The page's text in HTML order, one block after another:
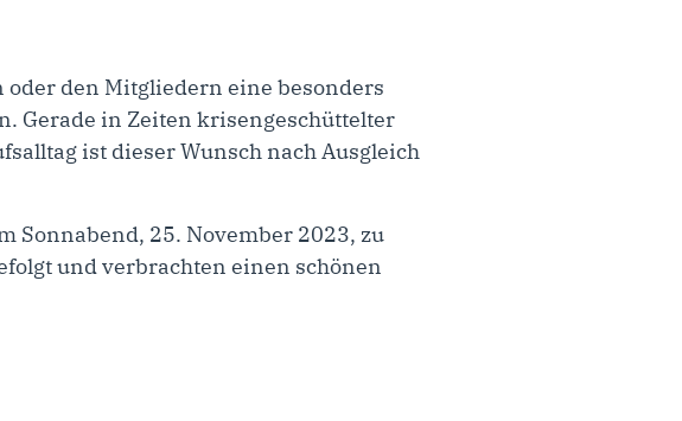
den Mitgliedern eine besonders
Gerade in Zeiten krisengeschüttelter
ist dieser Wunsch nach Ausgleich
Sonnabend, 25. November 2023, zu
und verbrachten einen schönen